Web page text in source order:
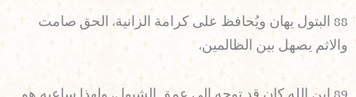
88 البتول يهان ويُحافظ على كرامة الزانية، الحق صامت
والاثم يصهل بين الظالمين،